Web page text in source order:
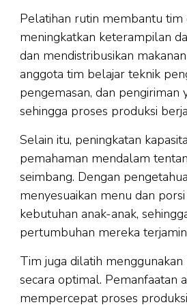
Pelatihan rutin membantu tim
meningkatkan keterampilan
dan mendistribusikan
anggota tim belajar teknik
pengemasan, dan pengiriman
sehingga proses produksi
Selain itu, peningkatan
pemahaman mendalam
seimbang. Dengan
menyesuaikan menu dan
kebutuhan anak-anak,
pertumbuhan mereka
Tim juga dilatih
secara optimal. Pemanfaatan
mempercepat proses